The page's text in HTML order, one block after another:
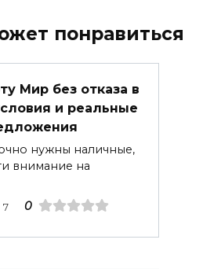
понравиться
Мир без отказа в
и реальные
нужны наличные,
внимание на
7 0